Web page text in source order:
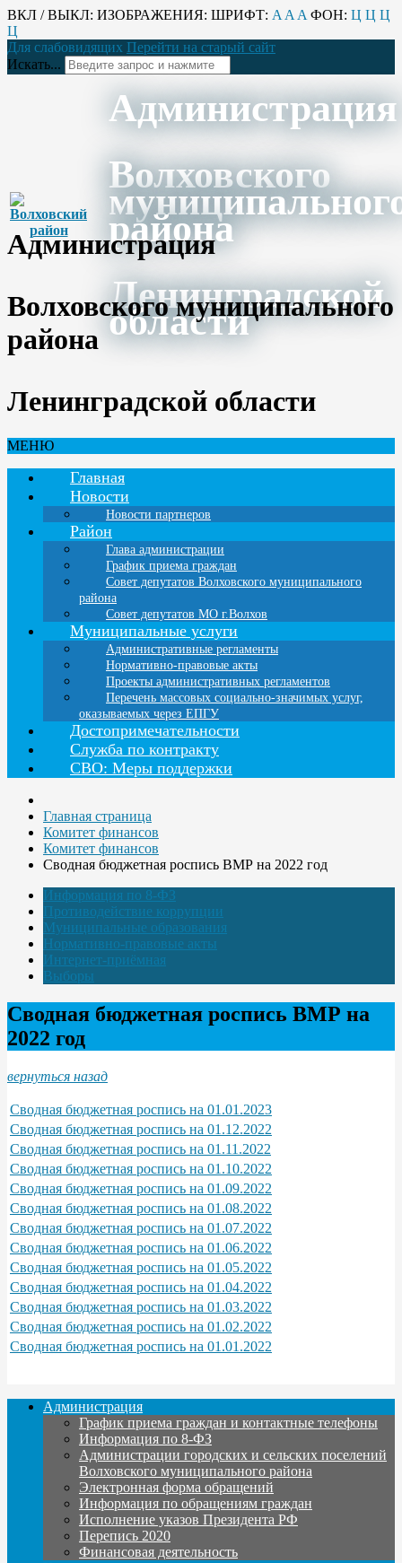
ВКЛ / ВЫКЛ: ИЗОБРАЖЕНИЯ: ШРИФТ: A A A ФОН: Ц Ц Ц
Ц
Для слабовидящих Перейти на старый сайт
Искать...
Администрация
Волховского
района
Ленинградской
области
Администрация
Волховского муниципального
района
Ленинградской области
МЕНЮ
Главная
Новости
Новости партнеров
Район
Глава администрации
График приема граждан
Совет депутатов Волховского муниципального
района
Совет депутатов МО г.Волхов
Муниципальные услуги
Административные регламенты
Нормативно-правовые акты
Проекты административных регламентов
Перечень массовых социально-значимых услуг,
оказываемых через ЕПГУ
Достопримечательности
Служба по контракту
СВО: Меры поддержки
Главная страница
Комитет финансов
Комитет финансов
Сводная бюджетная роспись ВМР на 2022 год
Информация по 8-ФЗ
Противодействие коррупции
Муниципальные образования
Нормативно-правовые акты
Интернет-приёмная
Выборы
Сводная бюджетная роспись ВМР на
2022 год
вернуться назад
Сводная бюджетная роспись на 01.01.2023
Сводная бюджетная роспись на 01.12.2022
Сводная бюджетная роспись на 01.11.2022
Сводная бюджетная роспись на 01.10.2022
Сводная бюджетная роспись на 01.09.2022
Сводная бюджетная роспись на 01.08.2022
Сводная бюджетная роспись на 01.07.2022
Сводная бюджетная роспись на 01.06.2022
Сводная бюджетная роспись на 01.05.2022
Сводная бюджетная роспись на 01.04.2022
Сводная бюджетная роспись на 01.03.2022
Сводная бюджетная роспись на 01.02.2022
Сводная бюджетная роспись на 01.01.2022
Администрация
График приема граждан и контактные телефоны
Информация по 8-ФЗ
Администрации городских и сельских поселений
Волховского муниципального района
Электронная форма обращений
Информация по обращениям граждан
Исполнение указов Президента РФ
Перепись 2020
Финансовая деятельность